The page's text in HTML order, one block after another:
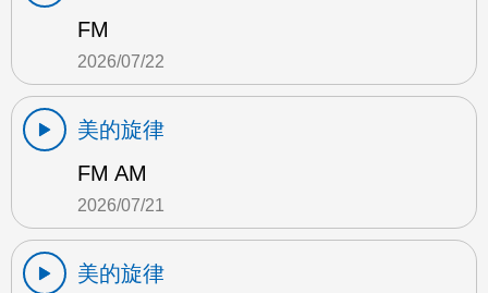
FM
2026/07/22
美的旋律
FM AM
2026/07/21
美的旋律